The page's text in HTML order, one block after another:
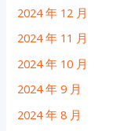
2024 年 12 月
2024 年 11 月
2024 年 10 月
2024 年 9 月
2024 年 8 月